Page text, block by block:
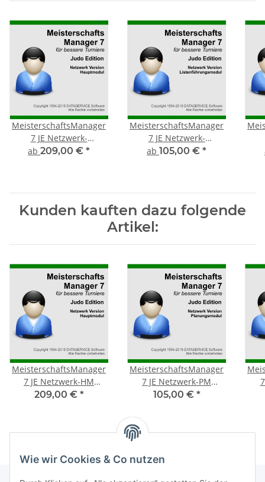
Wie wir Cookies & Co nutzen
MeisterschaftsManager
7 JE Netzwerk-
Hauptmodul
ab 209,00 € *
MeisterschaftsManager
7 JE Netzwerk-
Listenführungsmodul
ab 105,00 € *
Kunden kauften dazu folgende
Artikel:
MeisterschaftsManager
7 JE Netzwerk-HM
Jahreslizenz
209,00 € *
MeisterschaftsManager
7 JE Netzwerk-PM
Jahreslizenz
105,00 € *